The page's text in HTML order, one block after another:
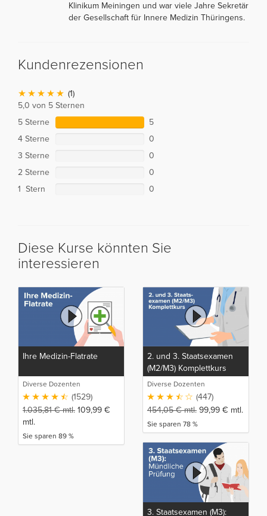
Klinikum Meiningen und war viele Jahre Sekretär
der Gesellschaft für Innere Medizin Thüringens.
Kundenrezensionen
(1)
5,0 von 5 Sternen
5 Sterne
5
4 Sterne
0
3 Sterne
0
2 Sterne
0
1 Stern
0
Diese Kurse könnten Sie
interessieren
Ihre Medizin-Flatrate
Diverse Dozenten
(1529)
1.035,81€mtl. 109,99 €
mtl.
Sie sparen 89 %
2. und 3. Staatsexamen
(M2/M3) Komplettkurs
Diverse Dozenten
(447)
454,05€mtl. 99,99 € mtl.
Sie sparen 78 %
3. Staatsexamen (M3):